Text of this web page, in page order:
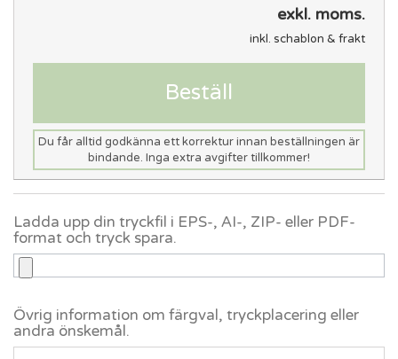
exkl. moms.
inkl. schablon & frakt
Beställ
Du får alltid godkänna ett korrektur innan beställningen är
bindande. Inga extra avgifter tillkommer!
Ladda upp din tryckfil i EPS-, AI-, ZIP- eller PDF-
format och tryck spara.
Övrig information om färgval, tryckplacering eller
andra önskemål.